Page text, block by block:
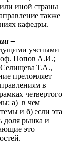
или иной страны
также
кафедры.
–
учеными
Попов А.И.;
Т.А.,
преломляет
в
четвертого
а) в чем
и б) если эта
доля рынка и
это